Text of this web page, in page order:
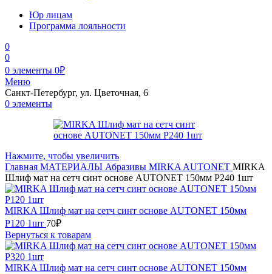
Юр лицам
Программа лояльности
0
0
0 элементы 0₽
Меню
Санкт-Петербург, ул. Цветочная, 6
0 элементы
Нажмите, чтобы увеличить
Главная МАТЕРИАЛЫ Абразивы MIRKA AUTONET MIRKA
Шлиф мат на сетч синт основе AUTONET 150мм Р240 1шт
MIRKA Шлиф мат на сетч синт основе AUTONET 150мм
Р120 1шт 70₽
Вернуться к товарам
MIRKA Шлиф мат на сетч синт основе AUTONET 150мм